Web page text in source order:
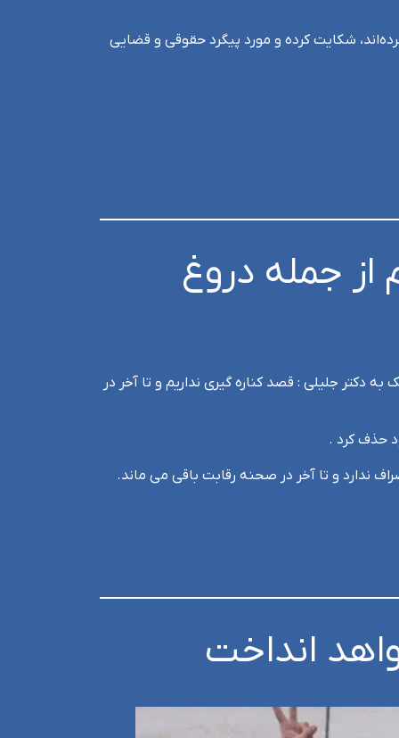
شکایت کرده و مورد پیگرد حقوقی و قضایی
جمله دروغ
دکتر جلیلی : قصد کناره گیری نداریم و تا آخر در
حذف کرد .
ندارد و تا آخر در صحنه رقابت باقی می ماند.
انداخت